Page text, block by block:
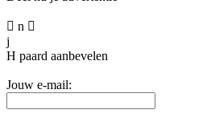
 n 
j
H paard aanbevelen
Jouw e-mail: